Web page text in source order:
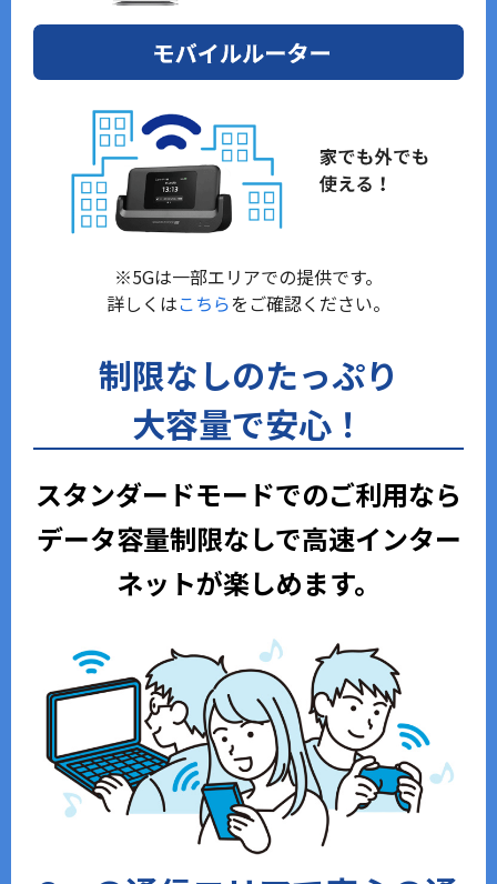
※5Gは一部エリアでの提供です。
詳しくはこちらをご確認ください。
制限なしのたっぷり
大容量で安心！
スタンダードモードでのご利用なら
データ容量制限なしで高速インター
ネットが楽しめます。